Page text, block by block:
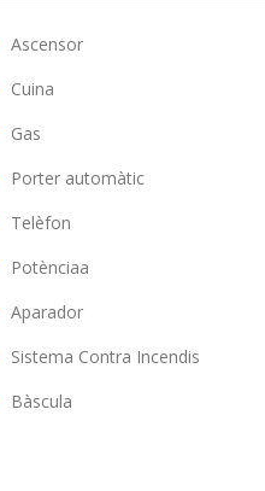
Ascensor
Cuina
Gas
Porter automàtic
Telèfon
Potènciaa
Aparador
Sistema Contra Incendis
Bàscula